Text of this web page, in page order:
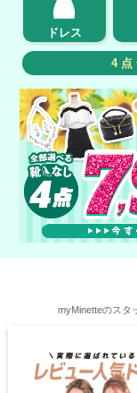
ドレス
4点
myMinetteのスタ